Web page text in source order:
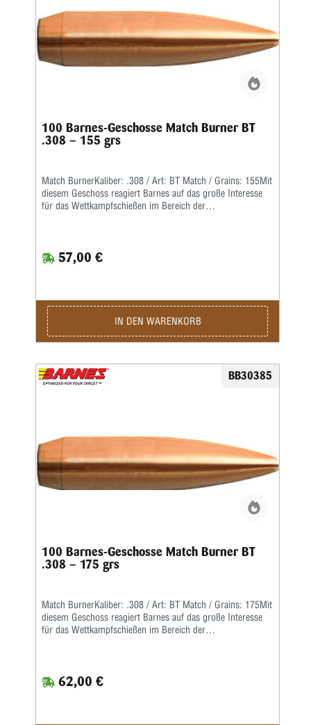
100 Barnes-Geschosse Match Burner BT
.308 – 155 grs
Match BurnerKaliber: .308 / Art: BT Match / Grains: 155Mit
diesem Geschoss reagiert Barnes auf das große Interesse
für das Wettkampfschießen im Bereich der
57,00 €
IN DEN WARENKORB
BB30385
100 Barnes-Geschosse Match Burner BT
.308 – 175 grs
Match BurnerKaliber: .308 / Art: BT Match / Grains: 175Mit
diesem Geschoss reagiert Barnes auf das große Interesse
für das Wettkampfschießen im Bereich der
62,00 €